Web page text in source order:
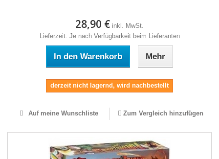
28,90 € inkl. MwSt.
Lieferzeit: Je nach Verfügbarkeit beim Lieferanten
In den Warenkorb Mehr
derzeit nicht lagernd, wird nachbestellt
Auf meine Wunschliste Zum Vergleich hinzufügen